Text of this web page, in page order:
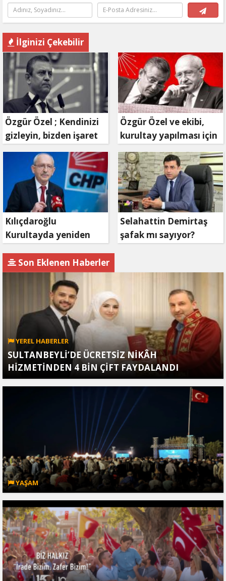
İlginizi Çekebilir
Özgür Özel ; Kendinizi
gizleyin, bizden işaret
bekleyin
Özgür Özel ve ekibi,
kurultay yapılması için
mahkemeye
başvuruyor
Kılıçdaroğlu
Kurultayda yeniden
Selahattin Demirtaş
şafak mı sayıyor?
Son Eklenen Haberler
YEREL HABERLER
SULTANBEYLİ’DE ÜCRETSİZ NİKÂH
HİZMETİNDEN 4 BİN ÇİFT FAYDALANDI
YAŞAM